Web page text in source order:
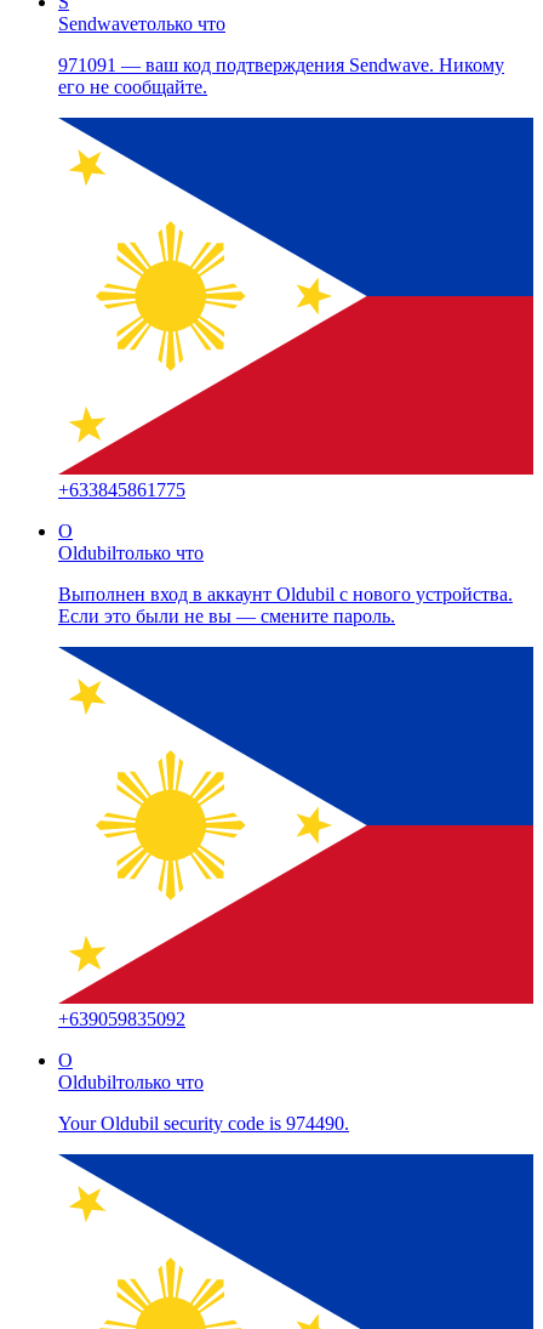
Sendwaveтолько что
971091 — ваш код подтверждения Sendwave. Никому
его не сообщайте.
+633845861775
O
Oldubilтолько что
Выполнен вход в аккаунт Oldubil с нового устройства.
Если это были не вы — смените пароль.
+639059835092
O
Oldubilтолько что
Your Oldubil security code is 974490.